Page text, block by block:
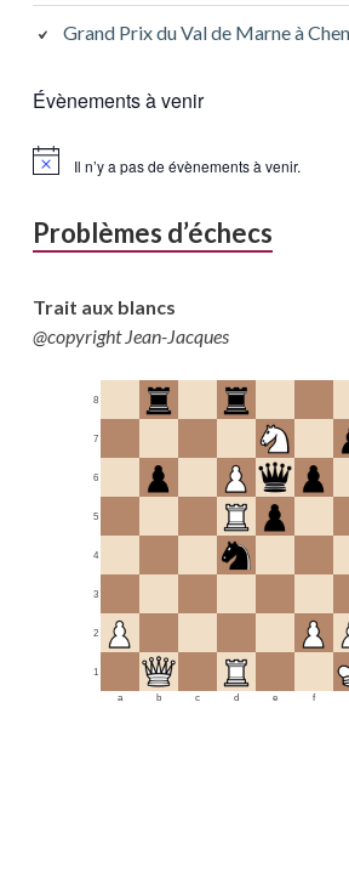
Grand Prix du Val de Marne à
Évènements à venir
Il n’y a pas de évènements à venir.
Problèmes d’échecs
Trait aux blancs
@copyright Jean-Jacques
1
2
3
4
5
6
7
8
a b c d e f